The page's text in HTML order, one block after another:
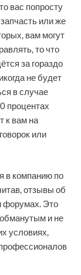
вас попросту
или же
вам могут
то что
за гораздо
не будет
в случае
процентах
к вам на
или
в компанию по
отзывы об
форумах. Это
и не
условиях,